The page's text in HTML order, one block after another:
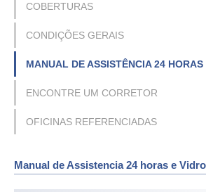
COBERTURAS
CONDIÇÕES GERAIS
MANUAL DE ASSISTÊNCIA 24 HORAS
ENCONTRE UM CORRETOR
OFICINAS REFERENCIADAS
Manual de Assistencia 24 horas e